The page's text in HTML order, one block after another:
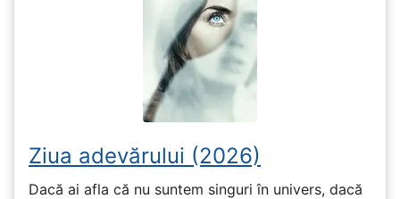
Ziua adevărului (2026)
Dacă ai afla că nu suntem singuri în univers, dacă